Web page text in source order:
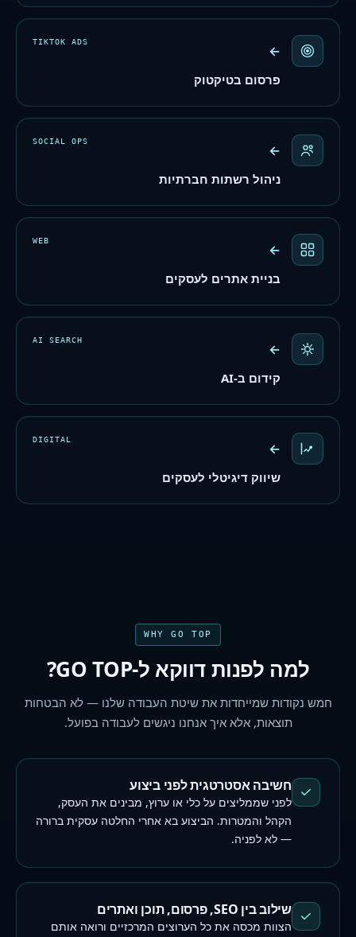
TIKTOK ADS
פרסום בטיקטוק
←
SOCIAL OPS
ניהול רשתות חברתיות
←
WEB
בניית אתרים לעסקים
←
AI SEARCH
קידום ב-AI
←
DIGITAL
שיווק דיגיטלי לעסקים
←
WHY GO TOP
למה לפנות דווקא ל-GO TOP?
חמש נקודות שמייחדות את שיטת העבודה שלנו — לא הבטחות
תוצאות, אלא איך אנחנו ניגשים לעבודה בפועל.
חשיבה אסטרטגית לפני ביצוע
לפני שממליצים על כלי או ערוץ, מבינים את העסק,
הקהל והמטרות. הביצוע בא אחרי החלטה עסקית ברורה
— לא לפניה.
שילוב בין SEO, פרסום, תוכן ואתרים
הצוות מכסה את כל הערוצים המרכזיים ורואה אותם